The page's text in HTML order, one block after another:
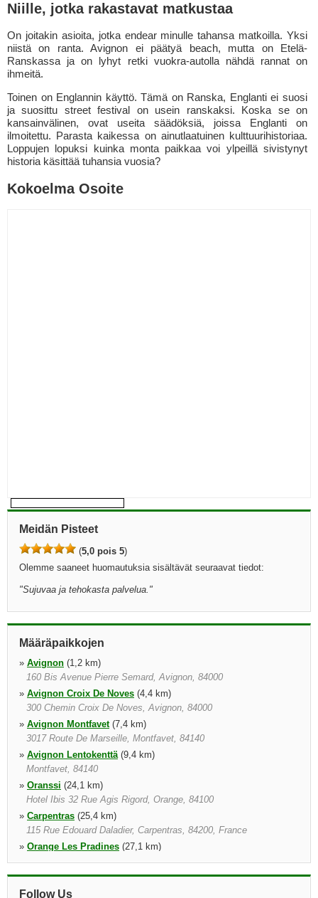
Niille, jotka rakastavat matkustaa
On joitakin asioita, jotka endear minulle tahansa matkoilla. Yksi
niistä on ranta. Avignon ei päätyä beach, mutta on Etelä-
Ranskassa ja on lyhyt retki vuokra-autolla nähdä rannat on
ihmeitä.
Toinen on Englannin käyttö. Tämä on Ranska, Englanti ei suosi
ja suosittu street festival on usein ranskaksi. Koska se on
kansainvälinen, ovat useita säädöksiä, joissa Englanti on
ilmoitettu. Parasta kaikessa on ainutlaatuinen kulttuurihistoriaa.
Loppujen lopuksi kuinka monta paikkaa voi ylpeillä sivistynyt
historia käsittää tuhansia vuosia?
Kokoelma Osoite
Meidän Pisteet
(5,0 pois 5)
Olemme saaneet huomautuksia sisältävät seuraavat tiedot:
"Sujuvaa ja tehokasta palvelua. "
Määräpaikkojen
» Avignon (1,2 km)
160 Bis Avenue Pierre Semard, Avignon, 84000
» Avignon Croix De Noves (4,4 km)
300 Chemin Croix De Noves, Avignon, 84000
» Avignon Montfavet(7,4 km)
3017 Route De Marseille, Montfavet, 84140
» Avignon Lentokenttä(9,4 km)
Montfavet, 84140
» Oranssi (24,1 km)
Hotel Ibis 32 Rue Agis Rigord, Orange, 84100
» Carpentras (25,4 km)
115 Rue Edouard Daladier, Carpentras, 84200, France
» Orange Les Pradines (27,1 km)
191 Allee De L'escadron 1/5 V., Orange, 84100
»Bagnols Sur Ceze(29,0 km)
Follow Us